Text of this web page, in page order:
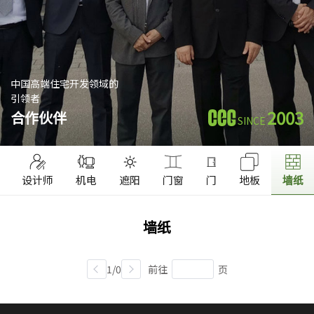
中国高端住宅开发领域的
引领者
合作伙伴 SINCE2003
设计师 机电 遮阳 门窗 门 地板 墙纸
墙纸
1/0 前往 页